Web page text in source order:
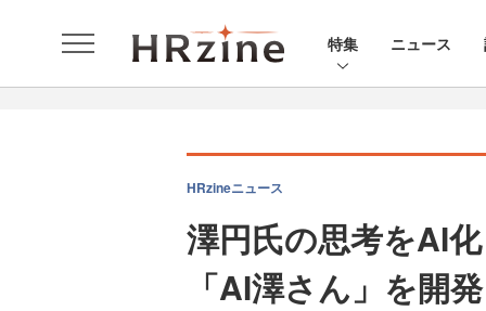
特集 ニュース
HRzineニュース
澤円氏の思考をAI
「AI澤さん」を開